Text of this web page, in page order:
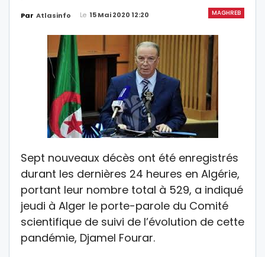
MAGHREB
Par Atlasinfo Le 15 Mai 2020 12:20
Sept nouveaux décès ont été enregistrés
durant les dernières 24 heures en Algérie,
portant leur nombre total à 529, a indiqué
jeudi à Alger le porte-parole du Comité
scientifique de suivi de l’évolution de cette
pandémie, Djamel Fourar.